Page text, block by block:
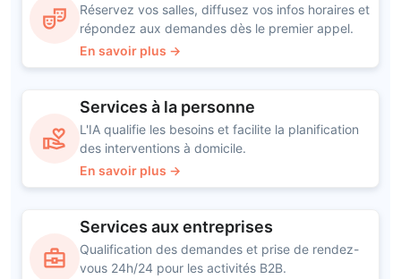
theater_comedy
Réservez vos salles, diffusez vos infos horaires et
répondez aux demandes dès le premier appel.
En savoir plus →
volunteer_activism
Services à la personne
L'IA qualifie les besoins et facilite la planification
des interventions à domicile.
En savoir plus →
business_center
Services aux entreprises
Qualification des demandes et prise de rendez-
vous 24h/24 pour les activités B2B.